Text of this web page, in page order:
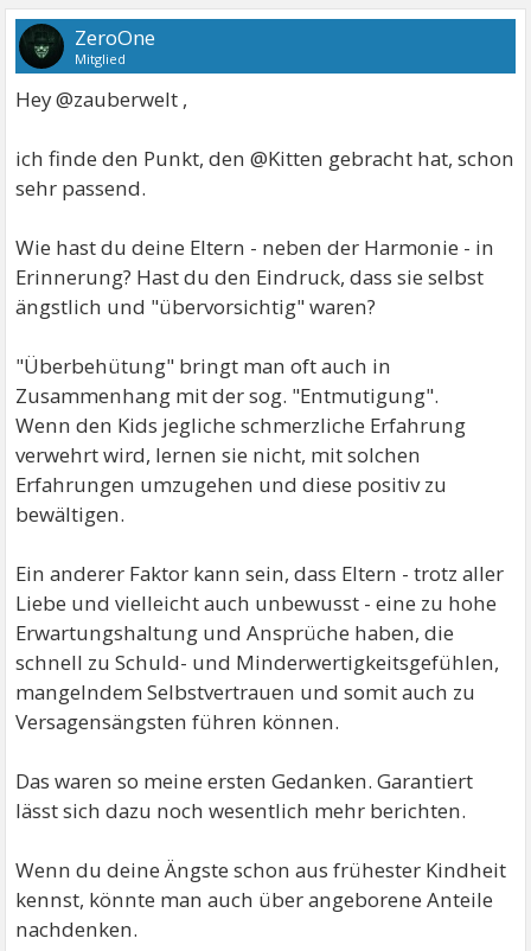
ZeroOne
Mitglied
Hey @zauberwelt ,
ich finde den Punkt, den @Kitten gebracht hat, schon
sehr passend.
Wie hast du deine Eltern - neben der Harmonie - in
Erinnerung? Hast du den Eindruck, dass sie selbst
ängstlich und "übervorsichtig" waren?
"Überbehütung" bringt man oft auch in
Zusammenhang mit der sog. "Entmutigung".
Wenn den Kids jegliche schmerzliche Erfahrung
verwehrt wird, lernen sie nicht, mit solchen
Erfahrungen umzugehen und diese positiv zu
bewältigen.
Ein anderer Faktor kann sein, dass Eltern - trotz aller
Liebe und vielleicht auch unbewusst - eine zu hohe
Erwartungshaltung und Ansprüche haben, die
schnell zu Schuld- und Minderwertigkeitsgefühlen,
mangelndem Selbstvertrauen und somit auch zu
Versagensängsten führen können.
Das waren so meine ersten Gedanken. Garantiert
lässt sich dazu noch wesentlich mehr berichten.
Wenn du deine Ängste schon aus frühester Kindheit
kennst, könnte man auch über angeborene Anteile
nachdenken.